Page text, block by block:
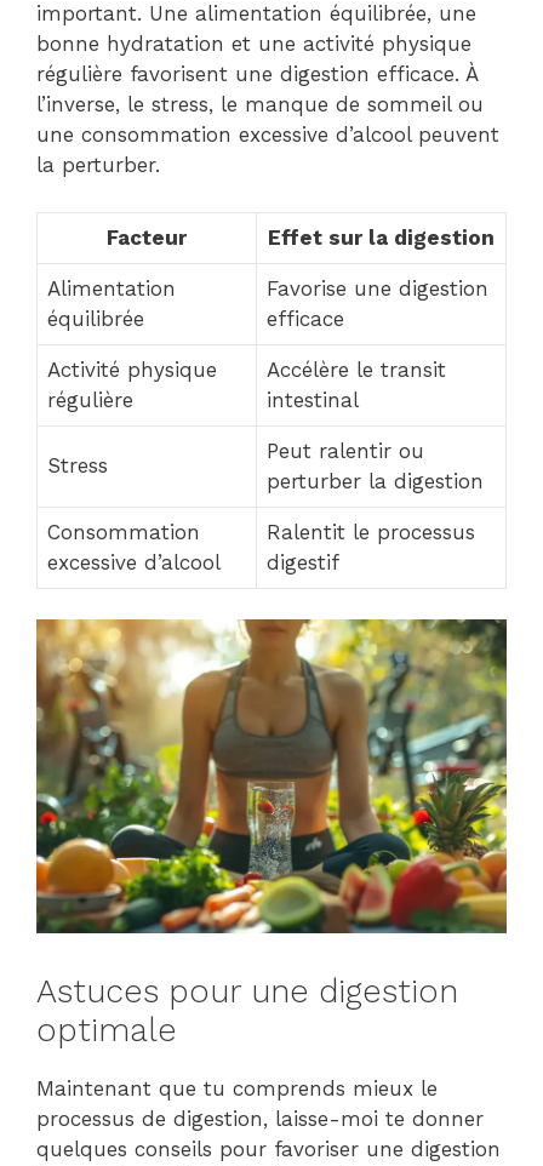
important. Une alimentation équilibrée, une
bonne hydratation et une activité physique
régulière favorisent une digestion efficace. À
l’inverse, le stress, le manque de sommeil ou
une consommation excessive d’alcool peuvent
la perturber.
Facteur Effet sur la digestion
Alimentation
équilibrée
Favorise une digestion
efficace
Activité physique
régulière
Accélère le transit
intestinal
Stress
Peut ralentir ou
perturber la digestion
Consommation
excessive d’alcool
Ralentit le processus
digestif
Astuces pour une digestion
optimale
Maintenant que tu comprends mieux le
processus de digestion, laisse-moi te donner
quelques conseils pour favoriser une digestion